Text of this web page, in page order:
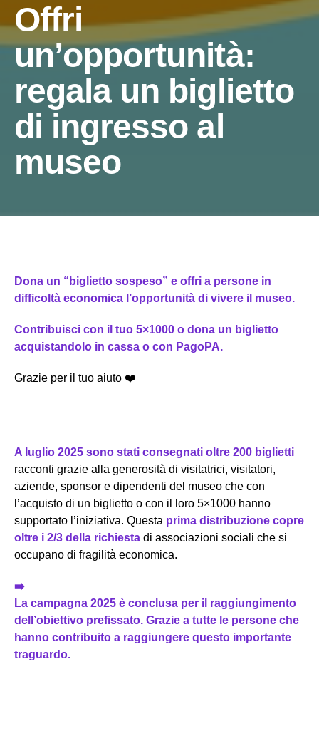
Offri
un’opportunità:
regala un biglietto
di ingresso al
museo
Dona un “biglietto sospeso” e offri a persone in
difficoltà economica l’opportunità di vivere il museo.
Contribuisci con il tuo 5×1000 o dona un biglietto
acquistandolo in cassa o con PagoPA.
Grazie per il tuo aiuto ❤️
A luglio 2025 sono stati consegnati oltre 200 biglietti
racconti grazie alla generosità di visitatrici, visitatori,
aziende, sponsor e dipendenti del museo che con
l’acquisto di un biglietto o con il loro 5×1000 hanno
supportato l’iniziativa. Questa prima distribuzione copre
oltre i 2/3 della richiesta di associazioni sociali che si
occupano di fragilità economica.
➡️
La campagna 2025 è conclusa per il raggiungimento
dell’obiettivo prefissato. Grazie a tutte le persone che
hanno contribuito a raggiungere questo importante
traguardo.